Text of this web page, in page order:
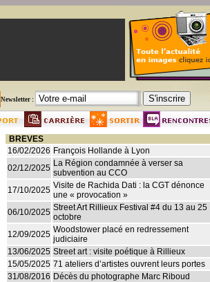
Newsletter :
BREVES
16/02/2026 François Hollande à Lyon
02/12/2025 La Région condamnée à verser sa
subvention au CCO
17/10/2025 Visite de Rachida Dati : la CGT dénonce
une « provocation »
06/10/2025 Street Art Rillieux Festival #4 du 13 au 25
octobre
12/09/2025 Woodstower placé en redressement
judiciaire
13/06/2025 Street art : visite poétique à Rillieux
15/05/2025 71 ateliers d’artistes ouvrent leurs portes
31/08/2016 Décès du photographe Marc Riboud